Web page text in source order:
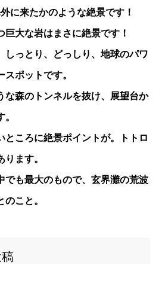
に来たかのような絶景です！
巨大な岩はまさに絶景です！
しっとり、どっしり、地球のパワ
ポットです。
な森のトンネルを抜け、展望台か
ところに絶景ポイントが。トトロ
ます。
でも最大のもので、玄界灘の荒波
こと。